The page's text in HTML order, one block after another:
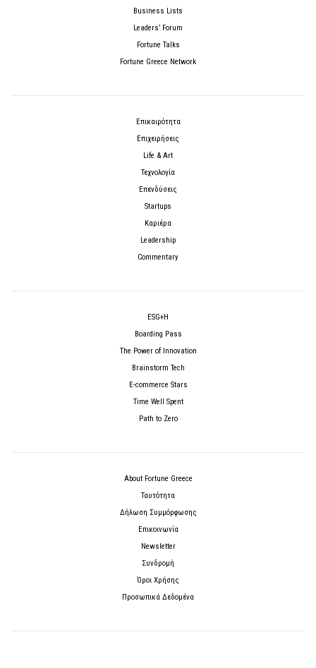
Business Lists
Leaders’ Forum
Fortune Talks
Fortune Greece Network
Επικαιρότητα
Επιχειρήσεις
Life & Art
Τεχνολογία
Επενδύσεις
Startups
Καριέρα
Leadership
Commentary
ESG+H
Boarding Pass
The Power of Innovation
Brainstorm Tech
E-commerce Stars
Time Well Spent
Path to Zero
About Fortune Greece
Ταυτότητα
Δήλωση Συμμόρφωσης
Επικοινωνία
Newsletter
Συνδρομή
Όροι Χρήσης
Προσωπικά Δεδομένα